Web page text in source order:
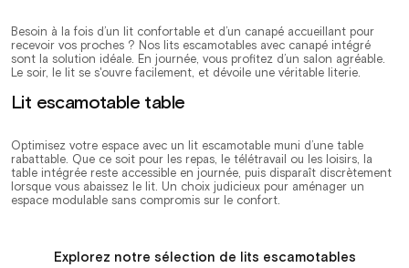
Besoin à la fois d’un lit confortable et d’un canapé accueillant pour
recevoir vos proches ? Nos lits escamotables avec canapé intégré
sont la solution idéale. En journée, vous profitez d’un salon agréable.
Le soir, le lit se s'ouvre facilement, et dévoile une véritable literie.
Lit escamotable table
Optimisez votre espace avec un lit escamotable muni d’une table
rabattable. Que ce soit pour les repas, le télétravail ou les loisirs, la
table intégrée reste accessible en journée, puis disparaît discrètement
lorsque vous abaissez le lit. Un choix judicieux pour aménager un
espace modulable sans compromis sur le confort.
Explorez notre sélection de lits escamotables